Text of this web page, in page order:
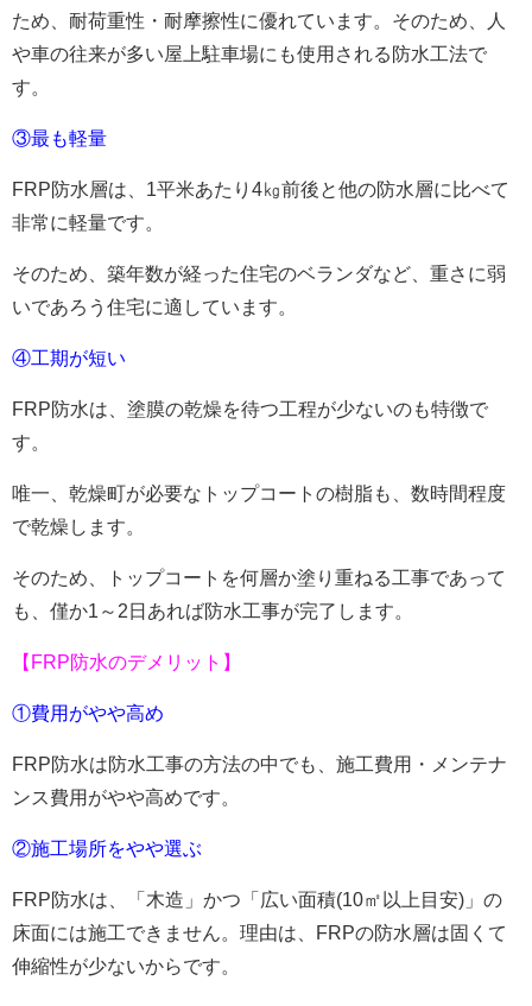
ため、耐荷重性・耐摩擦性に優れています。そのため、人
や車の往来が多い屋上駐車場にも使用される防水工法で
す。
③最も軽量
FRP防水層は、1平米あたり4㎏前後と他の防水層に比べて
非常に軽量です。
そのため、築年数が経った住宅のベランダなど、重さに弱
いであろう住宅に適しています。
④工期が短い
FRP防水は、塗膜の乾燥を待つ工程が少ないのも特徴で
す。
唯一、乾燥町が必要なトップコートの樹脂も、数時間程度
で乾燥します。
そのため、トップコートを何層か塗り重ねる工事であって
も、僅か1～2日あれば防水工事が完了します。
【FRP防水のデメリット】
①費用がやや高め
FRP防水は防水工事の方法の中でも、施工費用・メンテナ
ンス費用がやや高めです。
②施工場所をやや選ぶ
FRP防水は、「木造」かつ「広い面積(10㎡以上目安)」の
床面には施工できません。理由は、FRPの防水層は固くて
伸縮性が少ないからです。